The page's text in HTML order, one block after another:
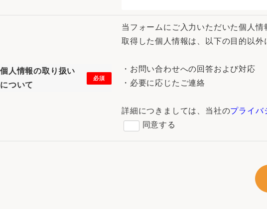
個人情報の取り扱い
について
必須
当フォームにご入力いただいた個人
取得した個人情報は、以下の目的以外
・お問い合わせへの回答および対応
・必要に応じたご連絡
詳細につきましては、当社のプライバ
同意する